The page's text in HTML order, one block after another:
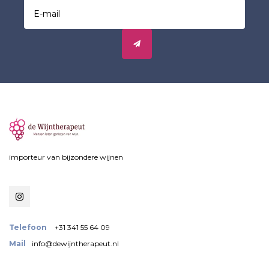
importeur van bijzondere wijnen
Telefoon
+31 341 55 64 09
Mail
info@dewijntherapeut.nl